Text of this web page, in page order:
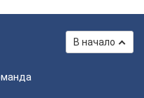
В начало